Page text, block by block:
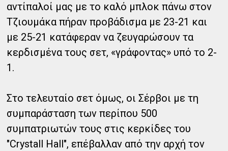
αντίπαλοί μας με το καλό μπλοκ πάνω στον
Τζιουμάκα πήραν προβάδισμα με 23-21 και
με 25-21 κατάφεραν να ζευγαρώσουν τα
κερδισμένα τους σετ, «γράφοντας» υπό το 2-
1.
Στο τελευταίο σετ όμως, οι Σέρβοι με τη
συμπαράσταση των περίπου 500
συμπατριωτών τους στις κερκίδες του
"Crystall Hall", επέβαλλαν από την αρχή τον